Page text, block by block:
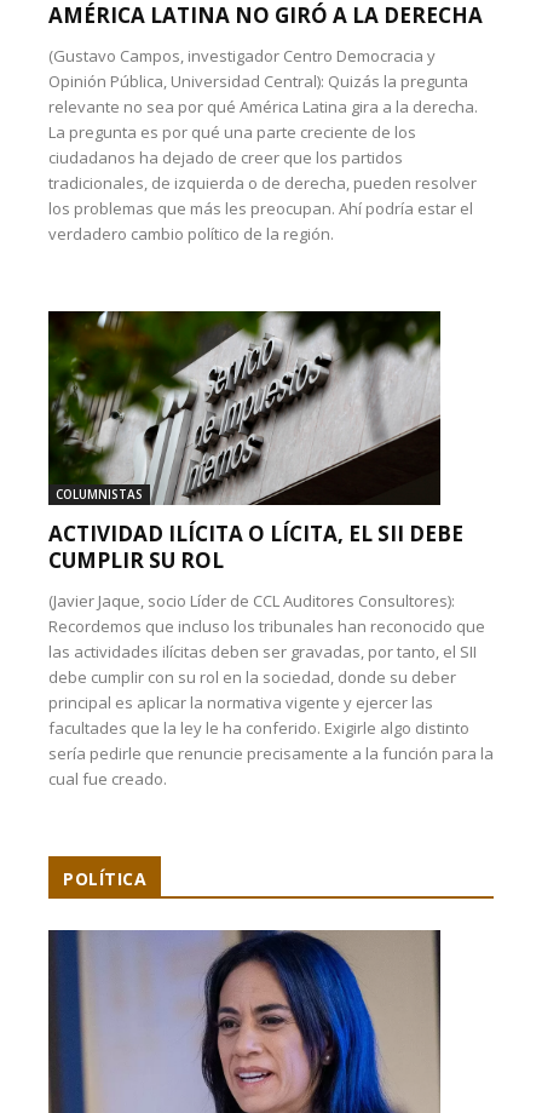
AMÉRICA LATINA NO GIRÓ A LA DERECHA
(Gustavo Campos, investigador Centro Democracia y
Opinión Pública, Universidad Central): Quizás la pregunta
relevante no sea por qué América Latina gira a la derecha.
La pregunta es por qué una parte creciente de los
ciudadanos ha dejado de creer que los partidos
tradicionales, de izquierda o de derecha, pueden resolver
los problemas que más les preocupan. Ahí podría estar el
verdadero cambio político de la región.
COLUMNISTAS
ACTIVIDAD ILÍCITA O LÍCITA, EL SII DEBE
CUMPLIR SU ROL
(Javier Jaque, socio Líder de CCL Auditores Consultores):
Recordemos que incluso los tribunales han reconocido que
las actividades ilícitas deben ser gravadas, por tanto, el SII
debe cumplir con su rol en la sociedad, donde su deber
principal es aplicar la normativa vigente y ejercer las
facultades que la ley le ha conferido. Exigirle algo distinto
sería pedirle que renuncie precisamente a la función para la
cual fue creado.
POLÍTICA